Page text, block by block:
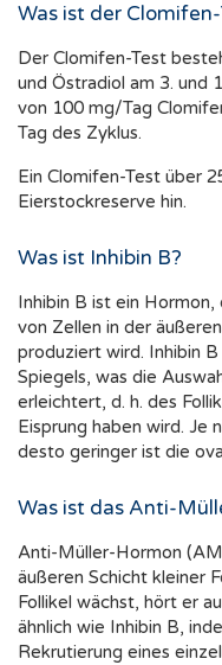
Was ist der
Der Clomifen-Test
und Östradiol am 3. und
von 100 mg/Tag
Tag des Zyklus.
Ein Clomifen-Test über
Eierstockreserve hin.
Was ist Inhibin B?
Inhibin B ist ein
von Zellen in der
produziert wird. Inhibin
Spiegels, was die
erleichtert, d. h. des
Eisprung haben wird. Je
desto geringer ist die
Was ist das Anti-
Anti-Müller-Hormon
äußeren Schicht kleiner
Follikel wächst, hört er
ähnlich wie Inhibin B,
Rekrutierung eines